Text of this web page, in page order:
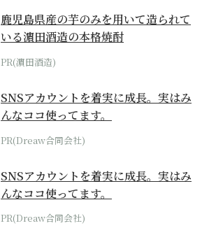
鹿児島県産の芋のみを用いて造られて
いる濵田酒造の本格焼酎
PR(濵田酒造)
SNSアカウントを着実に成長。実はみ
んなココ使ってます。
PR(Dreaw合同会社)
SNSアカウントを着実に成長。実はみ
んなココ使ってます。
PR(Dreaw合同会社)